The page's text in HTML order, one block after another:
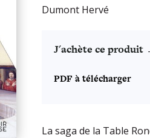
Dumont Hervé
J'achète ce produit
PDF à télécharger
La saga de la Table